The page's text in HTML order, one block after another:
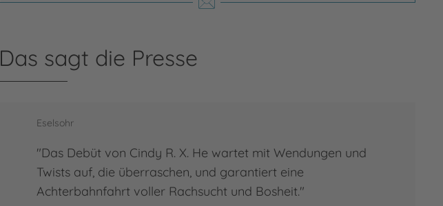
Das sagt die Presse
Eselsohr
"Das Debüt von Cindy R. X. He wartet mit Wendungen und
Twists auf, die überraschen, und garantiert eine
Achterbahnfahrt voller Rachsucht und Bosheit."